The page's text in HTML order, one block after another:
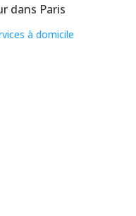
dans Paris
à domicile